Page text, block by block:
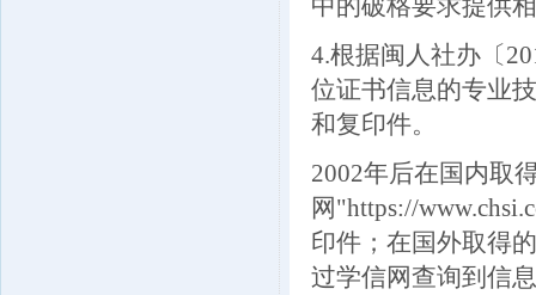
中的破格要求提供
4.根据闽人社办〔
位证书信息的专业
和复印件。
2002年后在国内取
网"https://
印件；在国外取得
过学信网查询到信